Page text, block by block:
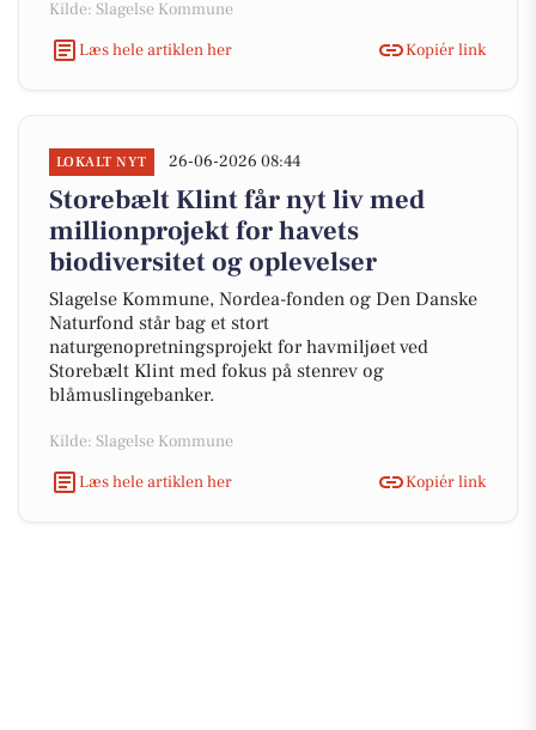
Kilde: Slagelse Kommune
Læs hele artiklen her
Kopiér link
LOKALT NYT 26-06-2026 08:44
Storebælt Klint får nyt liv med
millionprojekt for havets
biodiversitet og oplevelser
Slagelse Kommune, Nordea-fonden og Den Danske
Naturfond står bag et stort
naturgenopretningsprojekt for havmiljøet ved
Storebælt Klint med fokus på stenrev og
blåmuslingebanker.
Kilde: Slagelse Kommune
Læs hele artiklen her
Kopiér link